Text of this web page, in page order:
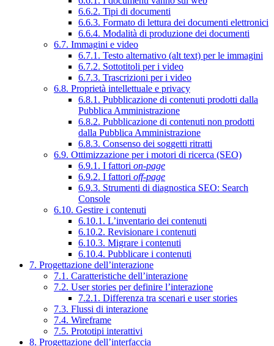
6.6.2. Tipi di documenti
6.6.3. Formato di lettura dei documenti elettronici
6.6.4. Modalità di produzione dei documenti
6.7. Immagini e video
6.7.1. Testo alternativo (alt text) per le immagini
6.7.2. Sottotitoli per i video
6.7.3. Trascrizioni per i video
6.8. Proprietà intellettuale e privacy
6.8.1. Pubblicazione di contenuti prodotti dalla
Pubblica Amministrazione
6.8.2. Pubblicazione di contenuti non prodotti
dalla Pubblica Amministrazione
6.8.3. Consenso dei soggetti ritratti
6.9. Ottimizzazione per i motori di ricerca (SEO)
6.9.1. I fattori on-page
6.9.2. I fattori off-page
6.9.3. Strumenti di diagnostica SEO: Search
Console
6.10. Gestire i contenuti
6.10.1. L’inventario dei contenuti
6.10.2. Revisionare i contenuti
6.10.3. Migrare i contenuti
6.10.4. Pubblicare i contenuti
7. Progettazione dell’interazione
7.1. Caratteristiche dell’interazione
7.2. User stories per definire l’interazione
7.2.1. Differenza tra scenari e user stories
7.3. Flussi di interazione
7.4. Wireframe
7.5. Prototipi interattivi
8. Progettazione dell’interfaccia